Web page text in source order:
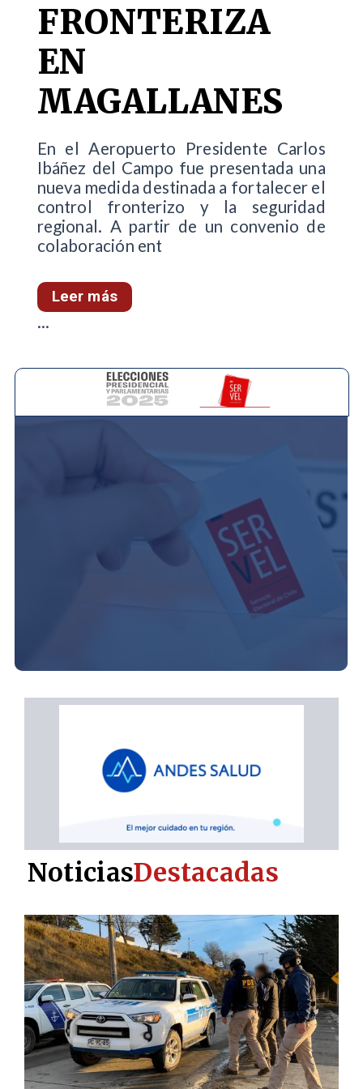
FRONTERIZA
EN
MAGALLANES
En el Aeropuerto Presidente Carlos
Ibáñez del Campo fue presentada una
nueva medida destinada a fortalecer el
control fronterizo y la seguridad
regional. A partir de un convenio de
colaboración ent
Leer más
...
NoticiasDestacadas